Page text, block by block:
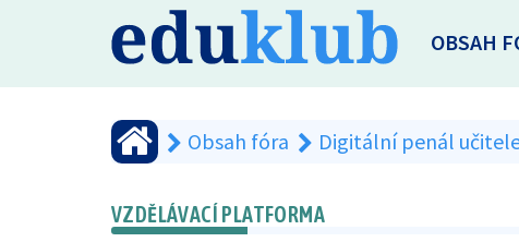
OBSAH
Obsah fóra Digitální penál
VZDĚLÁVACÍ PLATFORMA